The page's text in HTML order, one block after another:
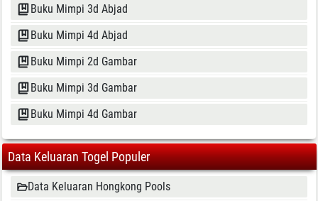
Buku Mimpi 3d Abjad
Buku Mimpi 4d Abjad
Buku Mimpi 2d Gambar
Buku Mimpi 3d Gambar
Buku Mimpi 4d Gambar
Data Keluaran Togel Populer
Data Keluaran Hongkong Pools